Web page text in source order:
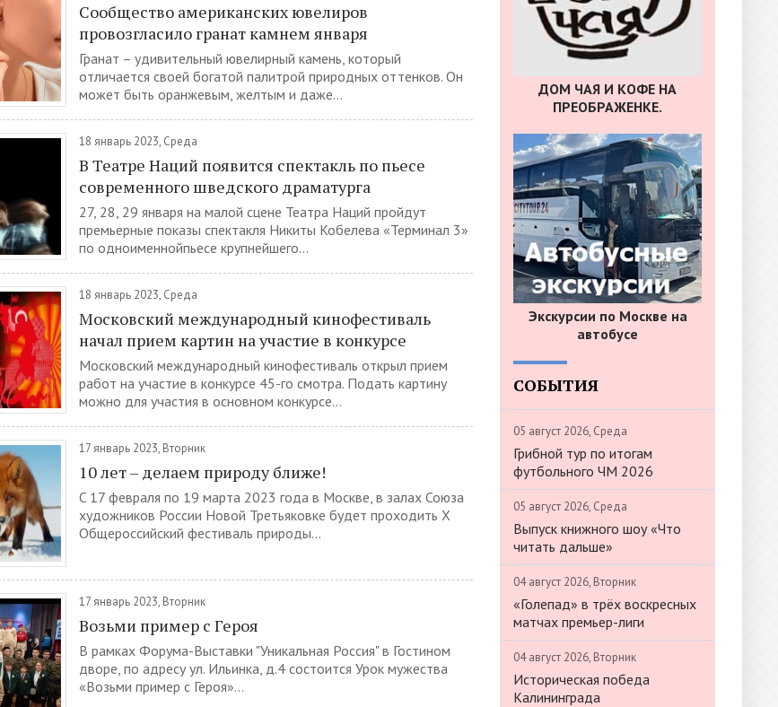
Сообщество американских ювелиров
провозгласило гранат камнем января
Гранат – удивительный ювелирный камень, который
отличается своей богатой палитрой природных оттенков. Он
может быть оранжевым, желтым и даже...
18 январь 2023, Среда
В Театре Наций появится спектакль по пьесе
современного шведского драматурга
27, 28, 29 января на малой сцене Театра Наций пройдут
премьерные показы спектакля Никиты Кобелева «Терминал 3»
по одноименнойпьесе крупнейшего...
18 январь 2023, Среда
Московский международный кинофестиваль
начал прием картин на участие в конкурсе
Московский международный кинофестиваль открыл прием
работ на участие в конкурсе 45-го смотра. Подать картину
можно для участия в основном конкурсе...
17 январь 2023, Вторник
10 лет – делаем природу ближе!
C 17 февраля по 19 марта 2023 года в Москве, в залах Союза
художников России Новой Третьяковке будет проходить X
Общероссийский фестиваль природы...
17 январь 2023, Вторник
Возьми пример с Героя
В рамках Форума-Выставки "Уникальная Россия" в Гостином
дворе, по адресу ул. Ильинка, д.4 состоится Урок мужества
«Возьми пример с Героя»...
ДОМ ЧАЯ И КОФЕ НА
ПРЕОБРАЖЕНКЕ.
Экскурсии по Москве на
автобусе
СОБЫТИЯ
05 август 2026, Среда
Грибной тур по итогам
футбольного ЧМ 2026
05 август 2026, Среда
Выпуск книжного шоу «Что
читать дальше»
04 август 2026, Вторник
«Голепад» в трёх воскресных
матчах премьер-лиги
04 август 2026, Вторник
Историческая победа
Калининграда